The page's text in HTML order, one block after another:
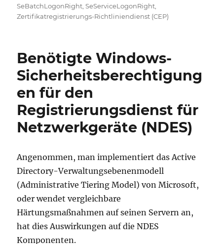
SeBatchLogonRight ,SeServiceLogonRight
Zertifikatregistrierungs-Richtliniendienst (CEP)
Benötigte Windows-
Sicherheitsberechtigung
en für den
Registrierungsdienst für
Netzwerkgeräte (NDES)
Angenommen, man implementiert das Active
Directory-Verwaltungsebenenmodell
(Administrative Tiering Model) von Microsoft,
oder wendet vergleichbare
Härtungsmaßnahmen auf seinen Servern an,
hat dies Auswirkungen auf die NDES
Komponenten.